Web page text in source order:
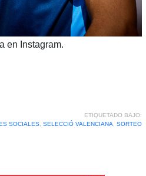
en Instagram.
ETIQUETADO BAJO:
SOCIALES, SELECCIÓ VALENCIANA SORTEO